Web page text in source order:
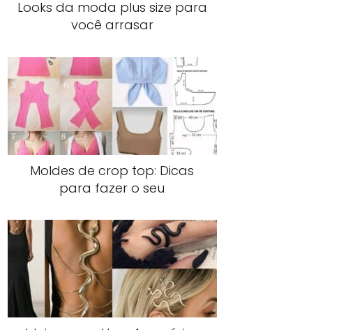
Looks da moda plus size para
você arrasar
Moldes de crop top: Dicas
para fazer o seu